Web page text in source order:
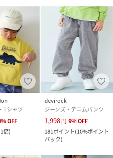
Tシャツ
%OFF
1倍)
devirock
ジーンズ・デニムパンツ
1,998円 9%OFF
181ポイント(10%ポイント
バック)